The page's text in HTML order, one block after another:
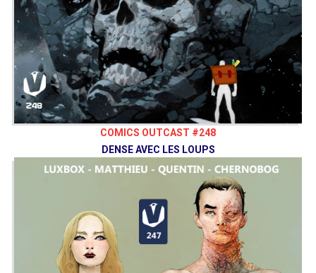
COMICS OUTCAST #248
DENSE AVEC LES LOUPS